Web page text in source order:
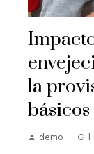
la
demo